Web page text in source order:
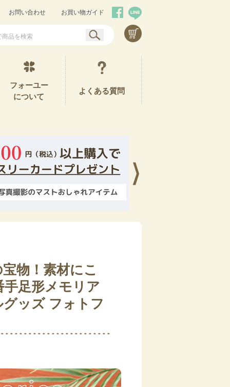
お問い合わせ お買い物ガイド
フォーユー
について
よくある質問
物！素材にこ
足形メモリア
ッズ フォトフ